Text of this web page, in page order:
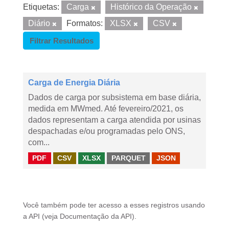
Etiquetas: Carga
Histórico da Operação
Diário
Formatos: XLSX
CSV
Filtrar Resultados
Carga de Energia Diária
Dados de carga por subsistema em base diária,
medida em MWmed. Até fevereiro/2021, os
dados representam a carga atendida por usinas
despachadas e/ou programadas pelo ONS,
com...
PDF CSV XLSX PARQUET JSON
Você também pode ter acesso a esses registros usando
a API (veja Documentação da API ).